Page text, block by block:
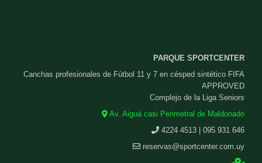
PARQUE SPORTCENTER
Canchas profesionales de Fútbol 11 y 7 en césped sintético FIFA
APPROVED
Complejo de la Liga Seniors
Av. Aiguá casi Perimetral de Maldonado
4224 4513 | 095 931 646
reservas@sportcenter.com.uy